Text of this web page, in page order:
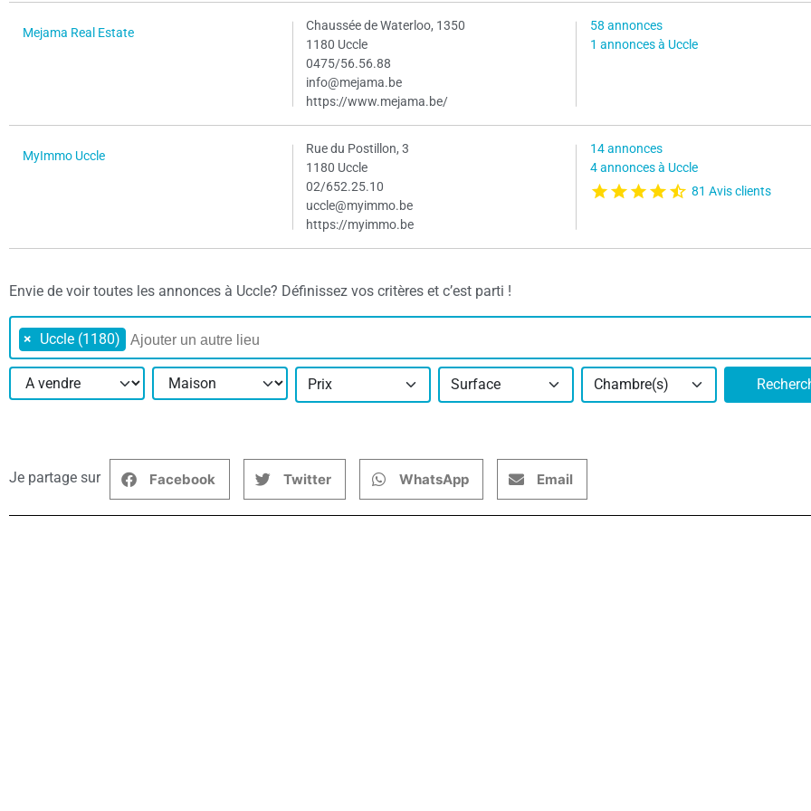
Mejama Real Estate
Chaussée de Waterloo, 1350
1180 Uccle
0475/56.56.88
info@mejama.be
https://www.mejama.be/
58 annonces
1 annonces à Uccle
MyImmo Uccle
Rue du Postillon, 3
1180 Uccle
02/652.25.10
uccle@myimmo.be
https://myimmo.be
14 annonces
4 annonces à Uccle
81 Avis clients
Envie de voir toutes les annonces à Uccle? Définissez vos critères et c’est parti !
× Uccle (1180)
Prix Surface Chambre(s)
Je partage sur Facebook Twitter WhatsApp Email